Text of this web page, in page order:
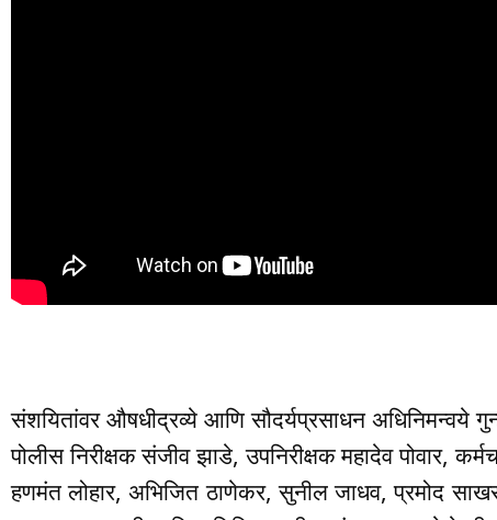
संशयितांवर औषधीद्रव्ये आणि सौदर्यप्रसाधन अधिनिमन्वये
पोलीस निरीक्षक संजीव झाडे, उपनिरीक्षक महादेव पोवार,
हणमंत लोहार, अभिजित ठाणेकर, सुनील जाधव, प्रमोद